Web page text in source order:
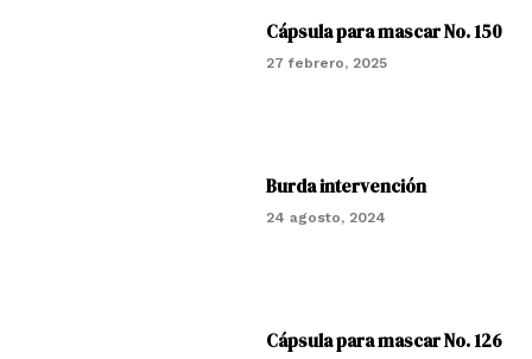
Cápsula para mascar No. 150
27 febrero, 2025
Burda intervención
24 agosto, 2024
Cápsula para mascar No. 126